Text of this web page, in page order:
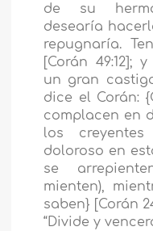
de su
desearía
repugnaría.
[Corán 49:12];
un gran
dice el Corán:
complacen en
los
doloroso en
se
mienten),
saben} [Corán
“Divide y